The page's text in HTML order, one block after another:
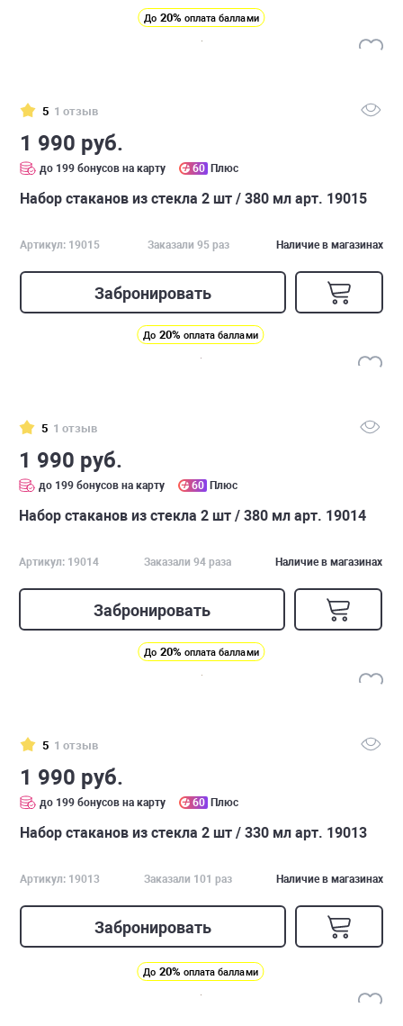
До 20% оплата баллами
5 1 отзыв
1 990 руб.
до 199 бонусов на карту 60 Плюс
Набор стаканов из стекла 2 шт / 380 мл арт. 19015
Артикул: 19015 Заказали 95 раз Наличие в магазинах
Забронировать
До 20% оплата баллами
5 1 отзыв
1 990 руб.
до 199 бонусов на карту 60 Плюс
Набор стаканов из стекла 2 шт / 380 мл арт. 19014
Артикул: 19014 Заказали 94 раза Наличие в магазинах
Забронировать
До 20% оплата баллами
5 1 отзыв
1 990 руб.
до 199 бонусов на карту 60 Плюс
Набор стаканов из стекла 2 шт / 330 мл арт. 19013
Артикул: 19013 Заказали 101 раз Наличие в магазинах
Забронировать
До 20% оплата баллами